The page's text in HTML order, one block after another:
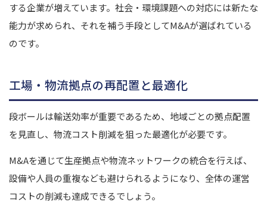
する企業が増えています。社会・環境課題への対応には新たな
能力が求められ、それを補う手段としてM&Aが選ばれている
のです。
工場・物流拠点の再配置と最適化
段ボールは輸送効率が重要であるため、地域ごとの拠点配置
を見直し、物流コスト削減を狙った最適化が必要です。
M&Aを通じて生産拠点や物流ネットワークの統合を行えば、
設備や人員の重複なども避けられるようになり、全体の運営
コストの削減も達成できるでしょう。